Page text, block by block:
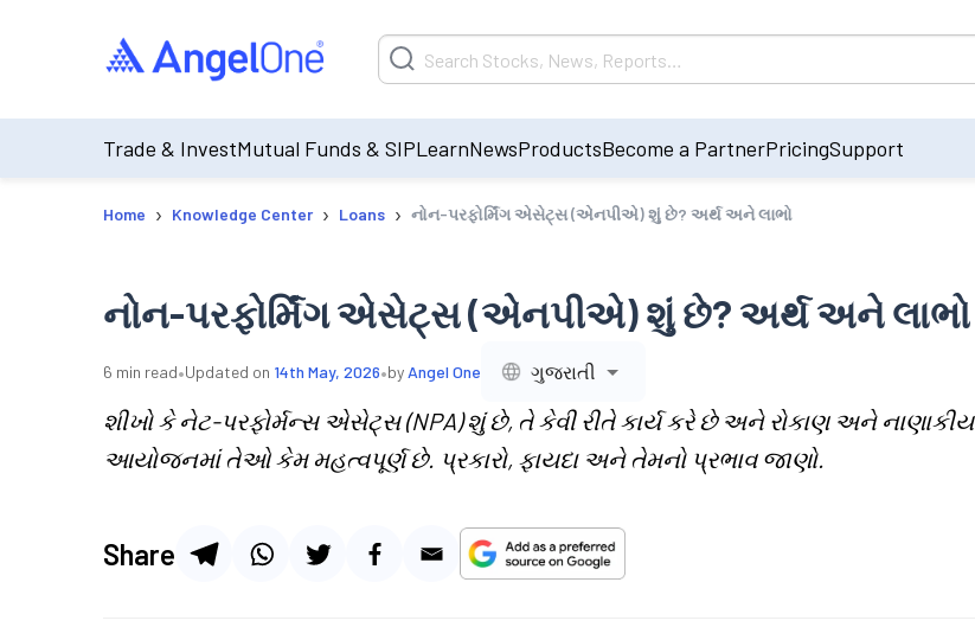
Trade & InvestMutual Funds & SIPLearnNewsProductsBecome a PartnerPricingSupport
Home › Knowledge Center › Loans › નોન-પરફોર્મિંગ એસેટ્સ (એનપીએ) શું છે? અર્થ અને લાભો
નોન-પરફોર્મિંગ એસેટ્સ (એનપીએ) શું છે? અર્થ અને લાભો
6 min read•Updated on 14th May, 2026•by Angel One ગુજરાતી
શીખો કે નેટ-પરફોર્મન્સ એસેટ્સ (NPA) શું છે, તે કેવી રીતે કાર્ય કરે છે અને રોકાણ અને નાણાકીય
આયોજનમાં તેઓ કેમ મહત્વપૂર્ણ છે. પ્રકારો, ફાયદા અને તેમનો પ્રભાવ જાણો.
Share